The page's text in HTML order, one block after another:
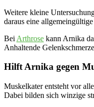
Weitere kleine
daraus eine
Bei Arthrose kann Arnika
Anhaltende
Hilft Arnika gegen
Muskelkater entsteht vor
Dabei bilden sich winzige